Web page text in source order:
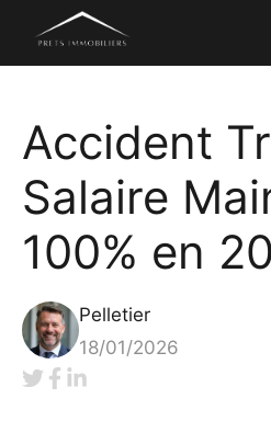
contenu
Accident
Salaire
100% en
Pelletier
18/01/2026